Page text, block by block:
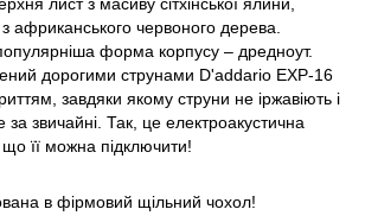
африканського червоного дерева.
форма корпусу – дредноут.
дорогими струнами D'addario EXP-16
завдяки якому струни не іржавіють і
за звичайні. Так, це електроакустична
що її можна підключити!
в фірмовий щільний чохол!